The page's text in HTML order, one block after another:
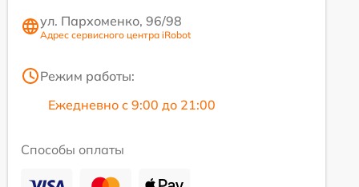
ул. Пархоменко, 96/98
Адрес сервисного центра iRobot
Режим работы:
Ежедневно с 9:00 до 21:00
Способы оплаты